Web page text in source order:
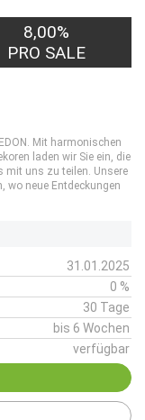
8,00%
PRO SALE
Mit harmonischen
laden wir Sie ein, die
mit uns zu teilen. Unsere
wo neue Entdeckungen
31.01.2025
0 %
30 Tage
bis 6 Wochen
verfügbar